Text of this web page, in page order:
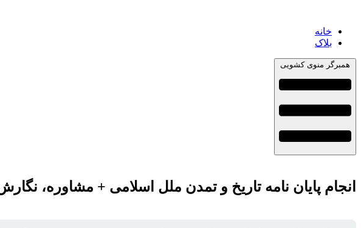
خانه
بلاک
همبرگر منوی کشویی
انجام پایان نامه تاریخ و تمدن ملل اسلامی + مشاوره،